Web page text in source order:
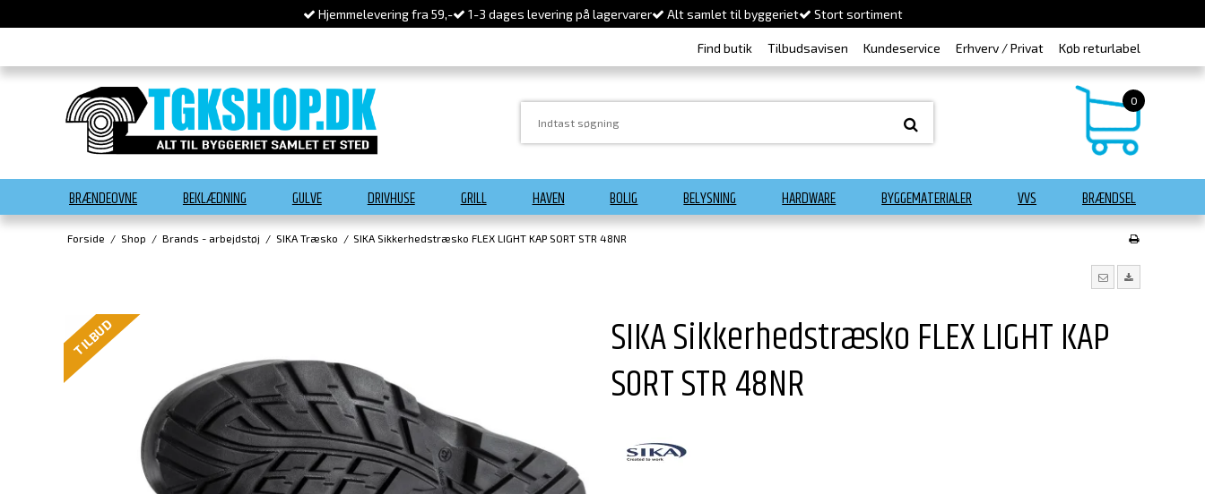
Hjemmelevering fra 59,- 1-3 dages levering på lagervarer Alt samlet til byggeriet Stort sortiment
Find butik Tilbudsavisen Kundeservice Erhverv / Privat Køb returlabel
0
BRÆNDEOVNE BEKLÆDNING GULVE DRIVHUSE GRILL HAVEN BOLIG BELYSNING HARDWARE BYGGEMATERIALER VVS BRÆNDSEL
Forside / Shop / Brands - arbejdstøj / SIKA Træsko / SIKA Sikkerhedstræsko FLEX LIGHT KAP SORT STR 48NR
TILBUD
SIKA Sikkerhedstræsko FLEX LIGHT KAP
SORT STR 48NR